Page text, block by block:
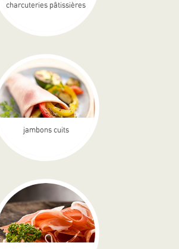
charcuteries pâtissières
jambons cuits